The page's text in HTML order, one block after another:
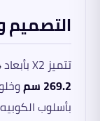
التصميم
تتميز X2 بأبعاد
269.2 سم
بأسلوب